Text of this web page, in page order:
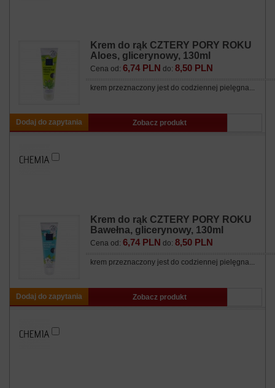
Krem do rąk CZTERY PORY ROKU
Aloes, glicerynowy, 130ml
Cena od: 6,74 PLN do: 8,50 PLN
krem przeznaczony jest do codziennej pielęgna...
Dodaj do zapytania Zobacz produkt
Krem do rąk CZTERY PORY ROKU
Bawełna, glicerynowy, 130ml
Cena od: 6,74 PLN do: 8,50 PLN
krem przeznaczony jest do codziennej pielęgna...
Dodaj do zapytania Zobacz produkt